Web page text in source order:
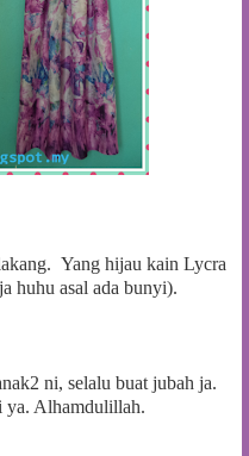
Yang hijau kain Lycra
huhu asal ada bunyi).
ni, selalu buat jubah ja.
ya. Alhamdulillah.